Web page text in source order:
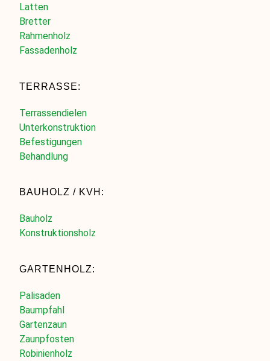
Latten
Bretter
Rahmenholz
Fassadenholz
TERRASSE:
Terrassendielen
Unterkonstruktion
Befestigungen
Behandlung
BAUHOLZ / KVH:
Bauholz
Konstruktionsholz
GARTENHOLZ:
Palisaden
Baumpfahl
Gartenzaun
Zaunpfosten
Robinienholz